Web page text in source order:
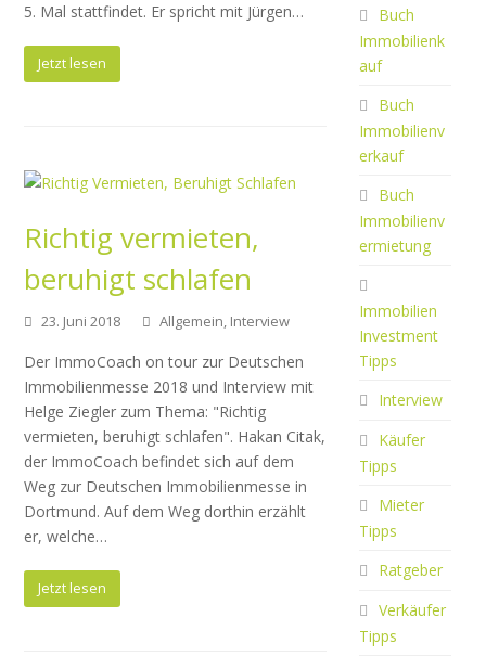
5. Mal stattfindet. Er spricht mit Jürgen…
Jetzt lesen
Richtig vermieten,
beruhigt schlafen
23. Juni 2018 Allgemein, Interview
Der ImmoCoach on tour zur Deutschen
Immobilienmesse 2018 und Interview mit
Helge Ziegler zum Thema: "Richtig
vermieten, beruhigt schlafen". Hakan Citak,
der ImmoCoach befindet sich auf dem
Weg zur Deutschen Immobilienmesse in
Dortmund. Auf dem Weg dorthin erzählt
er, welche…
Jetzt lesen
Buch
Immobilienk
auf
Buch
Immobilienv
erkauf
Buch
Immobilienv
ermietung
Immobilien
Investment
Tipps
Interview
Käufer
Tipps
Mieter
Tipps
Ratgeber
Verkäufer
Tipps